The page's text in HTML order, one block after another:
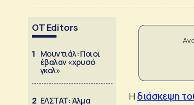
OT Editors
1 Μουντιάλ: Ποιοι
έβαλαν «χρυσό
γκολ»
2 ΕΛΣΤΑΤ: Άλμα Ηδιάσκεψη